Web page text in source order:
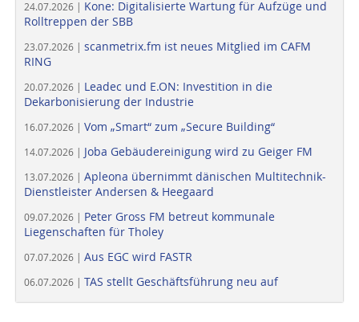
24.07.2026 | Kone: Digitalisierte Wartung für Aufzüge und
Rolltreppen der SBB
23.07.2026 | scanmetrix.fm ist neues Mitglied im CAFM
RING
20.07.2026 | Leadec und E.ON: Investition in die
Dekarbonisierung der Industrie
16.07.2026 | Vom „Smart“ zum „Secure Building“
14.07.2026 | Joba Gebäudereinigung wird zu Geiger FM
13.07.2026 | Apleona übernimmt dänischen Multitechnik-
Dienstleister Andersen & Heegaard
09.07.2026 | Peter Gross FM betreut kommunale
Liegenschaften für Tholey
07.07.2026 | Aus EGC wird FASTR
06.07.2026 | TAS stellt Geschäftsführung neu auf